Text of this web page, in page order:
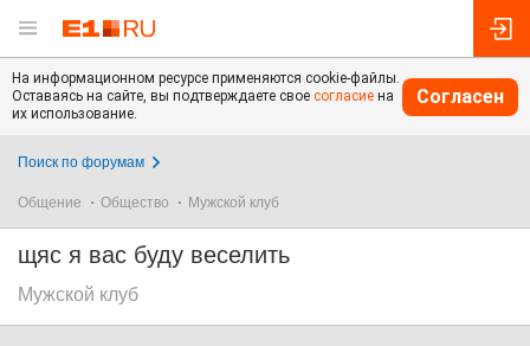
На информационном ресурсе применяются cookie-файлы.
Оставаясь на сайте, вы подтверждаете свое согласие на
их использование.
Согласен
Поиск по форумам
Общение Общество Мужской клуб
щяс я вас буду веселить
Мужской клуб